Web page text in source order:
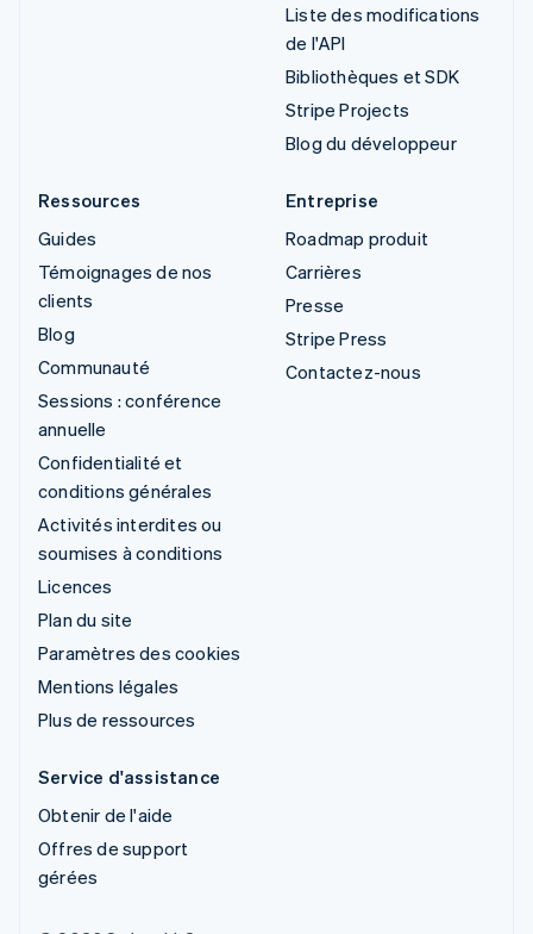
Liste des modifications
de l'API
Bibliothèques et SDK
Stripe Projects
Blog du développeur
Ressources
Guides
Témoignages de nos
clients
Blog
Communauté
Sessions : conférence
annuelle
Confidentialité et
conditions générales
Activités interdites ou
soumises à conditions
Licences
Plan du site
Paramètres des cookies
Mentions légales
Plus de ressources
Entreprise
Roadmap produit
Carrières
Presse
Stripe Press
Contactez-nous
Service d'assistance
Obtenir de l'aide
Offres de support
gérées